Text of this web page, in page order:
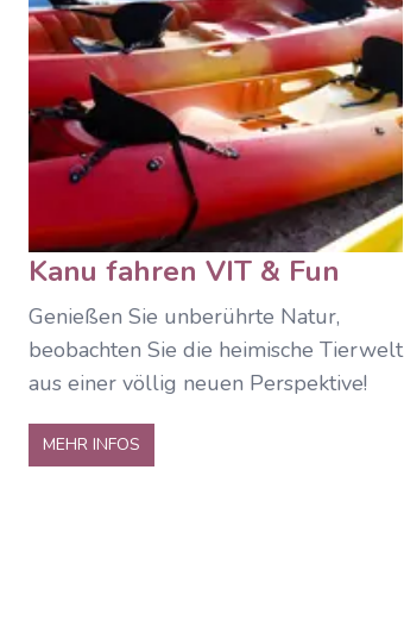
Kanu fahren VIT & Fun
Genießen Sie unberührte Natur,
beobachten Sie die heimische Tierwelt
aus einer völlig neuen Perspektive!
MEHR INFOS